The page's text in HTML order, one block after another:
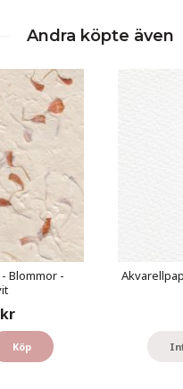
Andra köpte även
Blommor -
Köp